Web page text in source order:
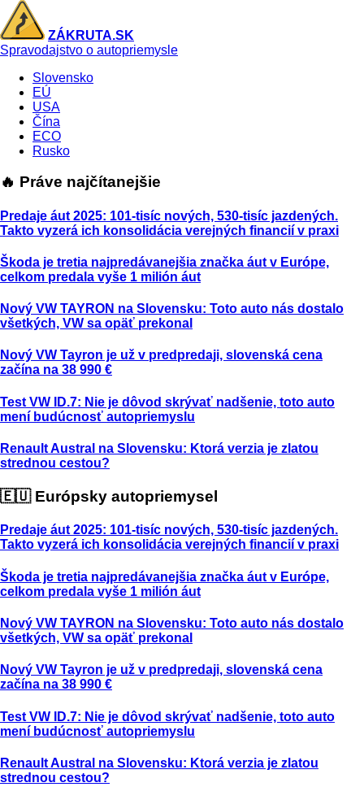
ZÁKRUTA.SK
Spravodajstvo o autopriemysle
Slovensko
EÚ
USA
Čína
ECO
Rusko
🔥 Práve najčítanejšie
Predaje áut 2025: 101-tisíc nových, 530-tisíc jazdených.
Takto vyzerá ich konsolidácia verejných financií v praxi
Škoda je tretia najpredávanejšia značka áut v Európe,
celkom predala vyše 1 milión áut
Nový VW TAYRON na Slovensku: Toto auto nás dostalo
všetkých, VW sa opäť prekonal
Nový VW Tayron je už v predpredaji, slovenská cena
začína na 38 990 €
Test VW ID.7: Nie je dôvod skrývať nadšenie, toto auto
mení budúcnosť autopriemyslu
Renault Austral na Slovensku: Ktorá verzia je zlatou
strednou cestou?
🇪🇺 Európsky autopriemysel
Predaje áut 2025: 101-tisíc nových, 530-tisíc jazdených.
Takto vyzerá ich konsolidácia verejných financií v praxi
Škoda je tretia najpredávanejšia značka áut v Európe,
celkom predala vyše 1 milión áut
Nový VW TAYRON na Slovensku: Toto auto nás dostalo
všetkých, VW sa opäť prekonal
Nový VW Tayron je už v predpredaji, slovenská cena
začína na 38 990 €
Test VW ID.7: Nie je dôvod skrývať nadšenie, toto auto
mení budúcnosť autopriemyslu
Renault Austral na Slovensku: Ktorá verzia je zlatou
strednou cestou?